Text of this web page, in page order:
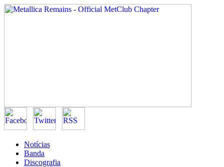
Notícias
Banda
Discografia